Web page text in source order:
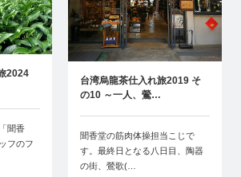
2024
聞香
フのフ
台湾烏龍茶仕入れ旅2019 そ
の10 ～一人、鶯…
聞香堂の筋肉体操担当こじで
す。最終日となる八日目、陶器
の街、鶯歌(…